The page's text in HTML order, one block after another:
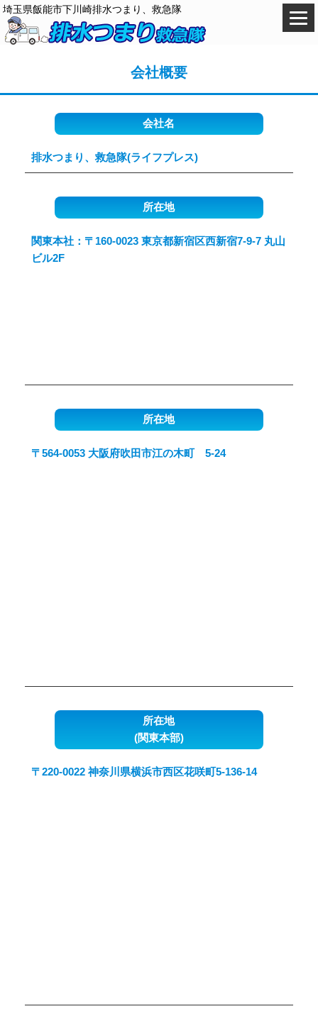
埼玉県飯能市下川崎排水つまり、救急隊
会社概要
会社名
排水つまり、救急隊(ライフプレス)
所在地
関東本社：〒160-0023 東京都新宿区西新宿7-9-7 丸山
ビル2F
所在地
〒564-0053 大阪府吹田市江の木町 5-24
所在地
(関東本部)
〒220-0022 神奈川県横浜市西区花咲町5-136-14